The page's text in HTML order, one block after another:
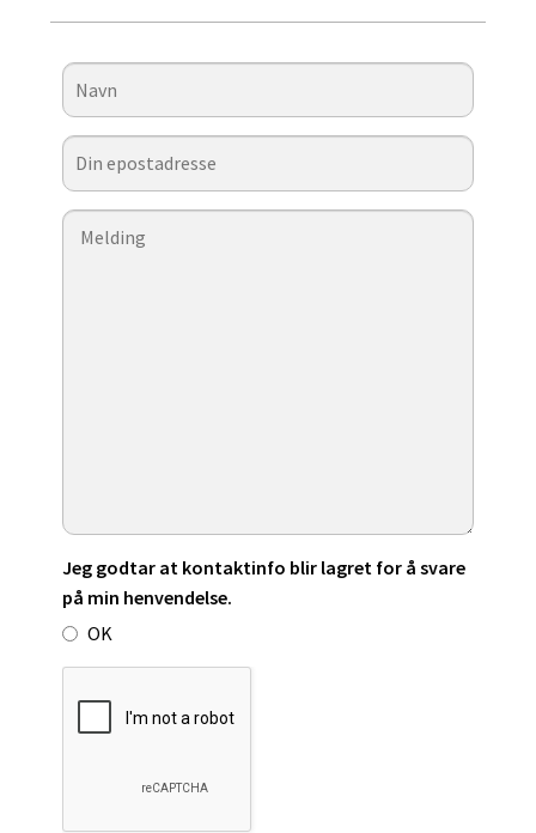
Jeg godtar at kontaktinfo blir lagret for å svare
på min henvendelse.
OK